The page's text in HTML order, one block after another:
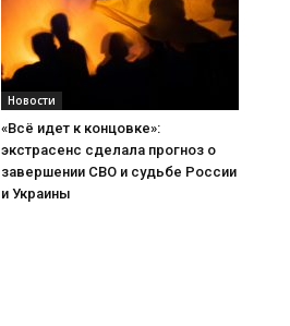
Новости
«Всё идет к концовке»:
экстрасенс сделала прогноз о
завершении СВО и судьбе России
и Украины